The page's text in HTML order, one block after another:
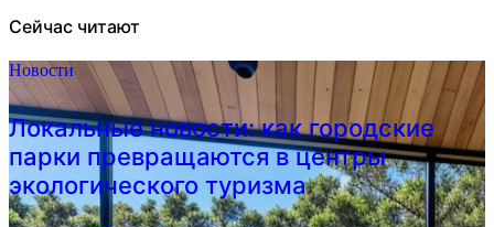
Сейчас читают
Новости
Локальные новости: как городские
парки превращаются в центры
экологического туризма